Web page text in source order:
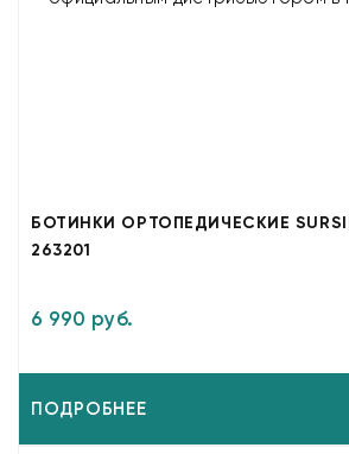
БОТИНКИ ОРТОПЕДИЧЕСКИЕ
263201
6 990 руб.
ПОДРОБНЕЕ